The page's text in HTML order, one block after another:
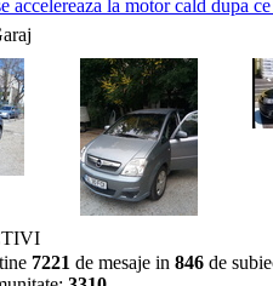
accelereaza la motor cald dupa
7221 de mesaje in 846de